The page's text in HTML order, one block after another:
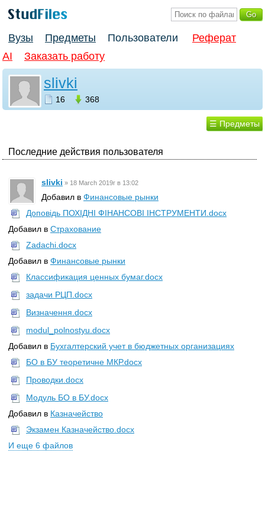
Вузы Предметы Пользователи
Реферат
AI
Заказать работу
slivki
16 368
☰ Предметы
Последние действия пользователя
slivki » 18 March 2019г в 13:02
Добавил в Финансовые рынки
Доповiдь ПОХІДНІ ФІНАНСОВІ ІНСТРУМЕНТИ.docx
Добавил в Страхование
Zadachi.docx
Добавил в Финансовые рынки
Классификация ценных бумаг.docx
задачи РЦП.docx
Визначення.docx
modul_polnostyu.docx
Добавил в Бухгалтерский учет в бюджетных организациях
БО в БУ теоретичне МКР.docx
Проводки.docx
Модуль БО в БУ.docx
Добавил в Казначейство
Экзамен Казначейство.docx
И еще 6 файлов